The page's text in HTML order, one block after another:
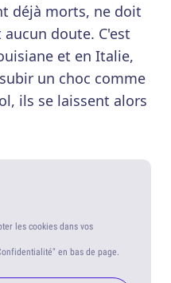
déjà morts, ne doit
doute. C'est
et en Italie,
un choc comme
ils se laissent alors
les cookies dans vos
en bas de page.